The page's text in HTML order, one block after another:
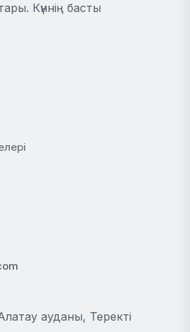
Күннің басты
ауданы, Теректі